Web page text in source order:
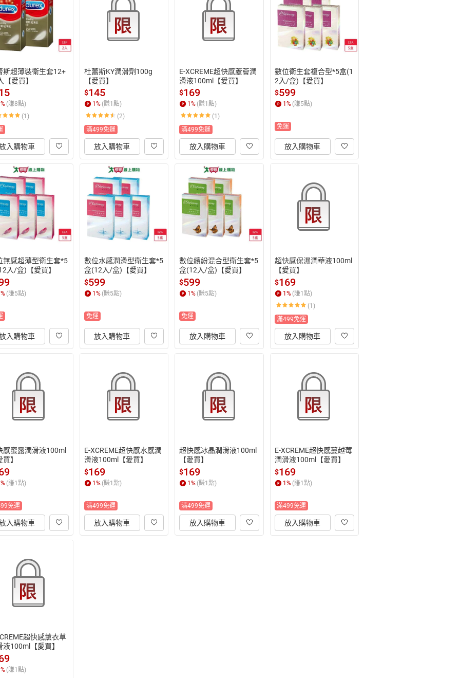
斯超薄裝衛生套12+
【愛買】
% (賺8點)
(1)
入購物車
杜蕾斯KY潤滑劑100g
【愛買】
$145
1% (賺1點)
(2)
滿499免運
放入購物車
E-XCREME超快感蘆薈潤
滑液100ml【愛買】
$169
1% (賺1點)
(1)
滿499免運
放入購物車
數位衛生套複合型*5盒(1
2入/盒)【愛買】
$599
1% (賺5點)
免運
放入購物車
無感超薄型衛生套*5
入/盒)【愛買】
% (賺5點)
入購物車
數位水感潤滑型衛生套*5
盒(12入/盒)【愛買】
$599
1% (賺5點)
免運
放入購物車
數位繽紛混合型衛生套*5
盒(12入/盒)【愛買】
$599
1% (賺5點)
免運
放入購物車
超快感保濕潤華液100ml
【愛買】
$169
1% (賺1點)
(1)
滿499免運
放入購物車
感蜜露潤滑液100ml
】
% (賺1點)
免運
入購物車
E-XCREME超快感水感潤
滑液100ml【愛買】
$169
1% (賺1點)
滿499免運
放入購物車
超快感冰晶潤滑液100ml
【愛買】
$169
1% (賺1點)
滿499免運
放入購物車
E-XCREME超快感蔓越莓
潤滑液100ml【愛買】
$169
1% (賺1點)
滿499免運
放入購物車
超快感薰衣草
液100ml【愛買】
% (賺1點)